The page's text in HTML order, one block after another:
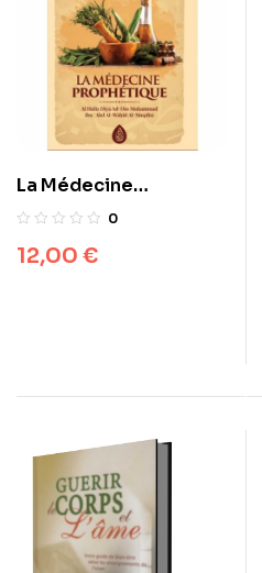
La Médecine
Prophétique, De Al
0
12,00 €